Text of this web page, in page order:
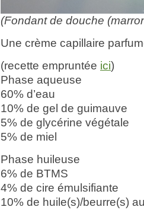
(Fondant de douche
Une crème capillaire
(recette empruntée ici)
Phase aqueuse
60% d’eau
10% de gel de guimauve
5% de glycérine végétale
5% de miel
Phase huileuse
6% de BTMS
4% de cire émulsifiante
10% de huile(s)/beurre(s)